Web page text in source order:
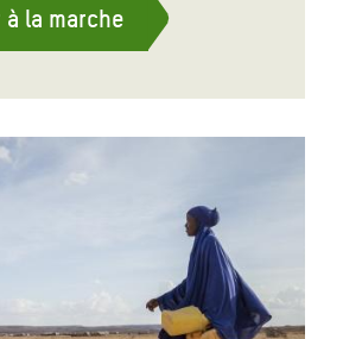
la marche